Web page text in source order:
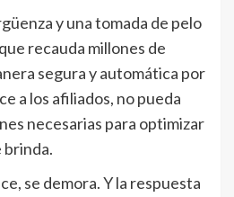
y una tomada de pelo
recauda millones de
segura y automática por
a los afiliados, no pueda
necesarias para optimizar
brinda.
se demora. Y la respuesta